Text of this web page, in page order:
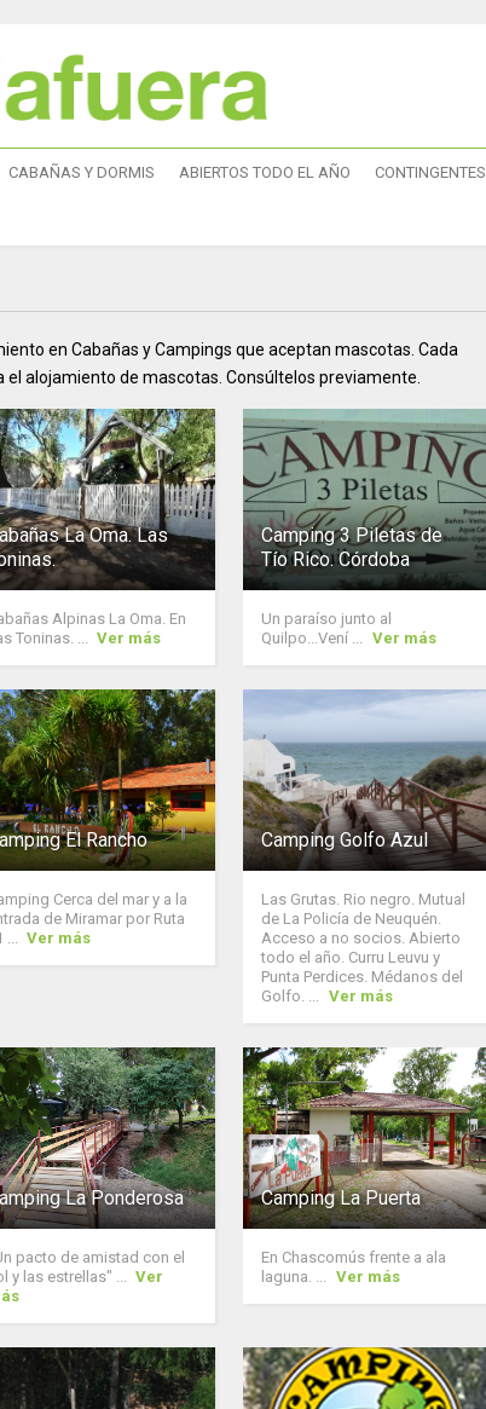
CABAÑAS Y DORMIS ABIERTOS TODO EL AÑO CONTINGENTES
en Cabañas y Campings que aceptan mascotas. Cada
alojamiento de mascotas. Consúltelos previamente.
La Oma. Las
Alpinas La Oma. En
Toninas. ... Ver más
Camping 3 Piletas de
Tío Rico. Córdoba
Un paraíso junto al
Quilpo...Vení ... Ver más
El Rancho
Cerca del mar y a la
de Miramar por Ruta
... Ver más
Camping Golfo Azul
Las Grutas. Rio negro. Mutual
de La Policía de Neuquén.
Acceso a no socios. Abierto
todo el año. Curru Leuvu y
Punta Perdices. Médanos del
Golfo. ... Ver más
La Ponderosa
pacto de amistad con el
y las estrellas" ... Ver
Camping La Puerta
En Chascomús frente a ala
laguna. ... Ver más